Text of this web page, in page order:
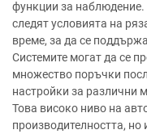
функции за наблюдение.
следят условията на
време, за да се
Системите могат да се
множество поръчки
настройки за различни
Това високо ниво на
производителността, но